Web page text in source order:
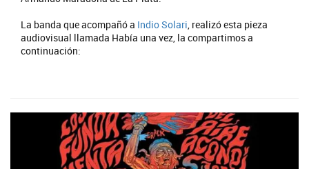
La banda que acompañó a Indio Solari, realizó esta pieza
audiovisual llamada Había una vez, la compartimos a
continuación: